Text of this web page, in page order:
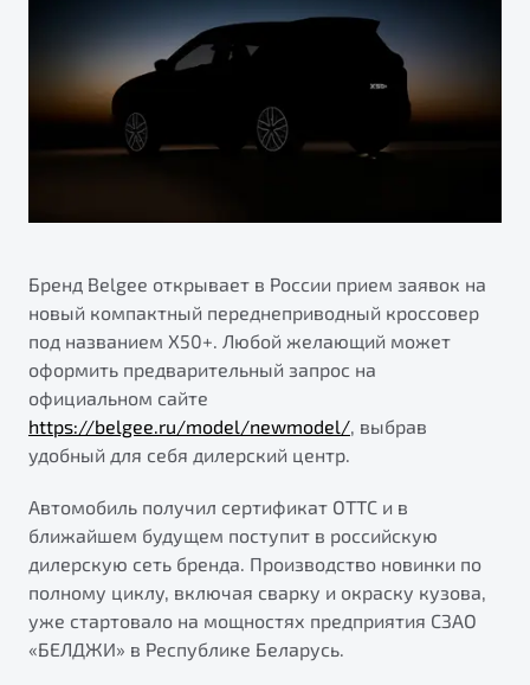
Яркий кроссовер
от 2 219 990 ₽*
Элегантный и практичный седан
от 1 699 990 ₽*
Обзор В наличии
Страхование
Расчет КАСКО
Узнайте о специальных выгодах при покупке
автомобиля Belgee
Подробно
Гарантия Belgee
Belgee Линк
Belgee Клуб
Клиентская поддержка
Помощь на дорогах
О дилерском центре
Правовая информация
Бренд Belgee открывает в России прием заявок на
новый компактный переднеприводный кроссовер
под названием X50+. Любой желающий может
оформить предварительный запрос на
официальном сайте
https://belgee.ru/model/newmodel/, выбрав
удобный для себя дилерский центр.
Автомобиль получил сертификат ОТТС и в
ближайшем будущем поступит в российскую
дилерскую сеть бренда. Производство новинки по
полному циклу, включая сварку и окраску кузова,
уже стартовало на мощностях предприятия СЗАО
«БЕЛДЖИ» в Республике Беларусь.